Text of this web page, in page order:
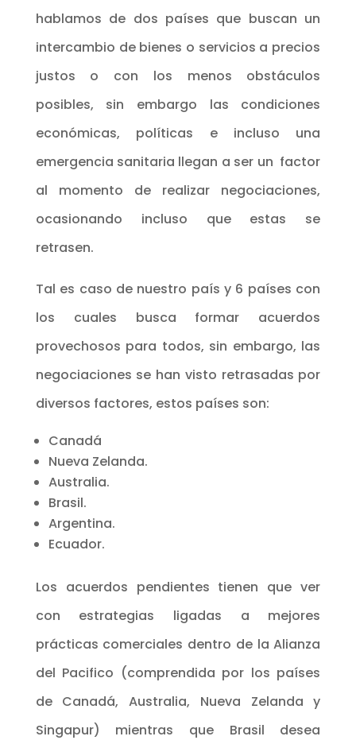
hablamos de dos países que buscan un
intercambio de bienes o servicios a precios
justos o con los menos obstáculos
posibles, sin embargo las condiciones
económicas, políticas e incluso una
emergencia sanitaria llegan a ser un factor
al momento de realizar negociaciones,
ocasionando incluso que estas se
retrasen.
Tal es caso de nuestro país y 6 países con
los cuales busca formar acuerdos
provechosos para todos, sin embargo, las
negociaciones se han visto retrasadas por
diversos factores, estos países son:
Canadá
Nueva Zelanda.
Australia.
Brasil.
Argentina.
Ecuador.
Los acuerdos pendientes tienen que ver
con estrategias ligadas a mejores
prácticas comerciales dentro de la Alianza
del Pacifico (comprendida por los países
de Canadá, Australia, Nueva Zelanda y
Singapur) mientras que Brasil desea